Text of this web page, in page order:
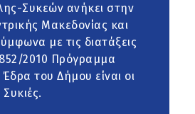
Συκεών ανήκει στην
Μακεδονίας και
με τις διατάξεις
2010 Πρόγραμμα
του Δήμου είναι οι
Συκιές.